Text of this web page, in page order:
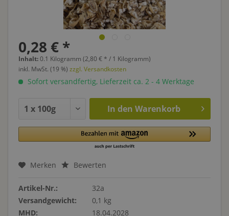
0,28 € *
Inhalt:0.1 Kilogramm (2,80 € * / 1 Kilogramm)
inkl. MwSt. (19 %) zzgl. Versandkosten
Sofort versandfertig, Lieferzeit ca. 2 - 4 Werktage
In den Warenkorb
Merken Bewerten
Artikel-Nr.:
32a
Versandgewicht:
0,1 kg
MHD:
18.04.2028